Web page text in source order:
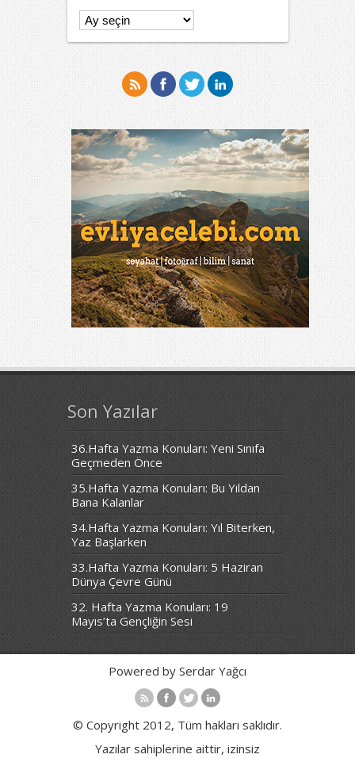
Arşivler
Son Yazılar
36.Hafta Yazma Konuları: Yeni Sınıfa
Geçmeden Önce
35.Hafta Yazma Konuları: Bu Yıldan
Bana Kalanlar
34.Hafta Yazma Konuları: Yıl Biterken,
Yaz Başlarken
33.Hafta Yazma Konuları: 5 Haziran
Dünya Çevre Günü
32. Hafta Yazma Konuları: 19
Mayıs’ta Gençliğin Sesi
Powered by Serdar Yağcı
© Copyright 2012, Tüm hakları saklıdır.
Yazılar sahiplerine aittir, izinsiz